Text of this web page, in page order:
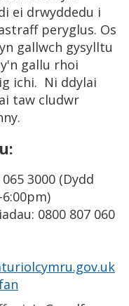
ei drwyddedu i
peryglus. Os
gallwch gysylltu
gallu rhoi
ichi. Ni ddylai
taw cludwr
3000 (Dydd
0800 807 060